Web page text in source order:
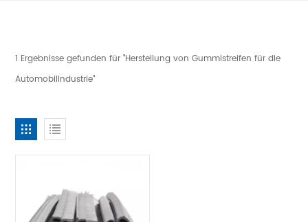
1 Ergebnisse gefunden für "Herstellung von Gummistreifen für die
Automobilindustrie"